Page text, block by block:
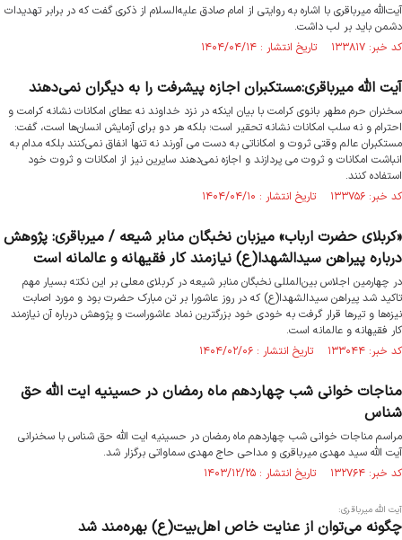
آیت‌الله میرباقری با اشاره به روایتی از امام صادق علیه‌السلام از ذکری گفت که در برابر تهدیدات
دشمن باید بر لب داشت.
کد خبر: ۱۳۳۸۱۷ تاریخ انتشار : ۱۴۰۴/۰۴/۱۴
آیت الله میرباقری:مستکبران اجازه پیشرفت را به دیگران نمی‌دهند
سخنران حرم مطهر بانوی کرامت با بیان اینکه در نزد خداوند نه عطای امکانات نشانه کرامت و
احترام و نه سلب امکانات نشانه تحقیر است؛ بلکه هر دو برای آزمایش انسان‌ها است، گفت:
مستکبران عالم وقتی ثروت و امکاناتی به دست می آورند نه تنها انفاق نمی‌کنند بلکه مدام به
انباشت امکانات و ثروت می پردازند و اجازه نمی‌دهند سایرین نیز از امکانات و ثروت خود
استفاده کنند.
کد خبر: ۱۳۳۷۵۶ تاریخ انتشار : ۱۴۰۴/۰۴/۱۰
«کربلای حضرت ارباب» میزبان نخبگان منابر شیعه / میرباقری: پژوهش‌
درباره پیراهن سیدالشهدا(ع) نیازمند کار فقیهانه و عالمانه است
در چهارمین اجلاس بین‌المللی نخبگان منابر شیعه در کربلای معلی بر این نکته بسیار مهم
تاکید شد پیراهن سیدالشهدا(ع) که در روز عاشورا بر تن مبارک حضرت بود و مورد اصابت
نیزه‌ها و تیرها قرار گرفت به خودی خود بزرگترین نماد عاشوراست و پژوهش‌ درباره آن نیازمند
کار فقیهانه و عالمانه است.
کد خبر: ۱۳۳۰۴۴ تاریخ انتشار : ۱۴۰۴/۰۲/۰۶
مناجات خوانی شب چهاردهم ماه رمضان در حسینیه ایت الله حق
شناس
مراسم مناجات خوانی شب چهاردهم ماه رمضان در حسینیه ایت الله حق شناس با سخنرانی
آیت الله سید مهدی میرباقری و مداحی حاج مهدی سماواتی برگزار شد.
کد خبر: ۱۳۲۷۶۴ تاریخ انتشار : ۱۴۰۳/۱۲/۲۵
آیت الله میرباقری:
چگونه می‌توان از عنایت خاص اهل‌بیت(ع) بهره‌مند شد